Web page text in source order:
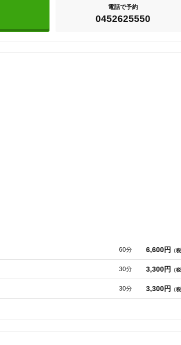
電話で予約
0452625550
60分 6,600円 （
30分 3,300円 （
30分 3,300円 （